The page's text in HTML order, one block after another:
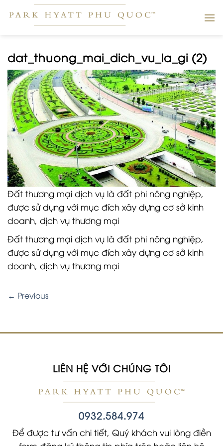
dat_thuong_mai_dich_vu_la_gi (2)
Đất thương mại dịch vụ là đất phi nông nghiệp,
được sử dụng với mục đích xây dựng cơ sở kinh
doanh, dịch vụ thương mại
Đất thương mại dịch vụ là đất phi nông nghiệp,
được sử dụng với mục đích xây dựng cơ sở kinh
doanh, dịch vụ thương mại
← Previous
LIÊN HỆ VỚI CHÚNG TÔI
0932.584.974
Để được tư vấn chi tiết, Quý khách vui lòng điền